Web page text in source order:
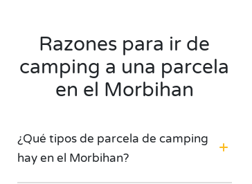
Razones para ir de
camping a una parcela
en el Morbihan
¿Qué tipos de parcela de camping
hay en el Morbihan?